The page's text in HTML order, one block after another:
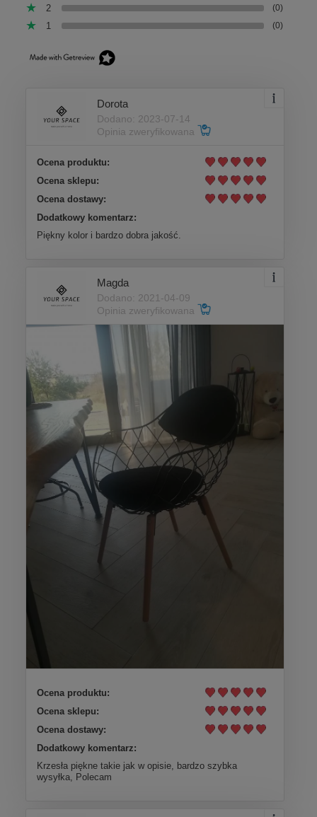
2 (0)
1 (0)
Dorota
Dodano: 2023-07-14
Opinia zweryfikowana
Ocena produktu:
Ocena sklepu:
Ocena dostawy:
Dodatkowy komentarz:
Piękny kolor i bardzo dobra jakość.
Magda
Dodano: 2021-04-09
Opinia zweryfikowana
Ocena produktu:
Ocena sklepu:
Ocena dostawy:
Dodatkowy komentarz:
Krzesła piękne takie jak w opisie, bardzo szybka
wysyłka, Polecam